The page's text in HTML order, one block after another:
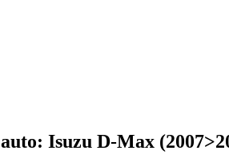
Isuzu D-Max